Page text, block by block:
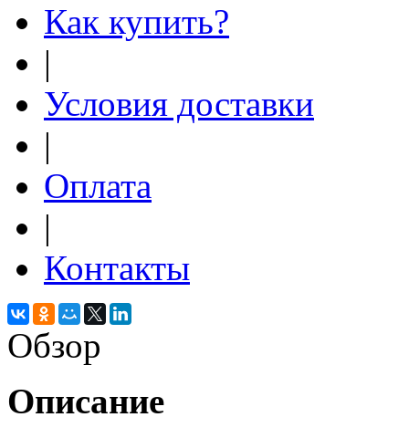
Как купить?
|
Условия доставки
|
Оплата
|
Контакты
Обзор
Описание